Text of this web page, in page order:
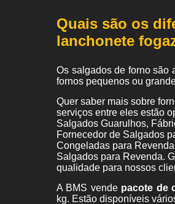
Quais são os
lanchonete
Os salgados de forno são
fornos pequenos ou
Quer saber mais sobre
serviços entre eles estão
Salgados Guarulhos,
Fornecedor de Salgados
Congeladas para
Salgados para Revenda.
qualidade para nossos
A BMS vende pacote de
kg. Estão disponíveis